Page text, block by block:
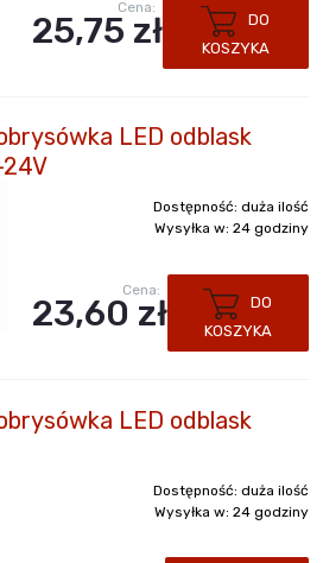
Cena:
25,75 zł
DO
KOSZYKA
LED odblask
24V
Dostępność: duża ilość
Wysyłka w: 24 godziny
Cena:
23,60 zł
DO
KOSZYKA
LED odblask
Dostępność: duża ilość
Wysyłka w: 24 godziny